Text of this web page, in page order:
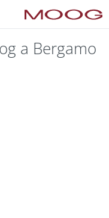
PARTNER LOGIN VISIT
a Bergamo